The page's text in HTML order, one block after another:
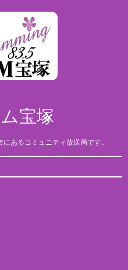
宝塚
あるコミュニティ放送局です。